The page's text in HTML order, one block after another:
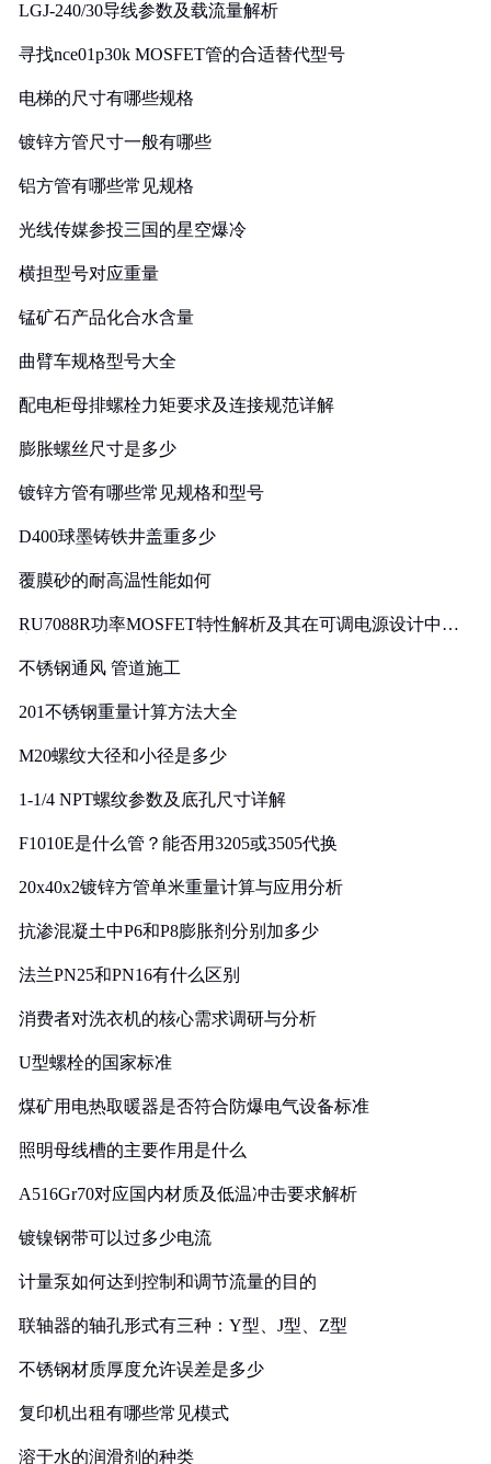
LGJ-240/30导线参数及载流量解析
寻找nce01p30k MOSFET管的合适替代型号
电梯的尺寸有哪些规格
镀锌方管尺寸一般有哪些
铝方管有哪些常见规格
光线传媒参投三国的星空爆冷
横担型号对应重量
锰矿石产品化合水含量
曲臂车规格型号大全
配电柜母排螺栓力矩要求及连接规范详解
膨胀螺丝尺寸是多少
镀锌方管有哪些常见规格和型号
D400球墨铸铁井盖重多少
覆膜砂的耐高温性能如何
RU7088R功率MOSFET特性解析及其在可调电源设计中的
不锈钢通风 管道施工
201不锈钢重量计算方法大全
M20螺纹大径和小径是多少
1-1/4 NPT螺纹参数及底孔尺寸详解
F1010E是什么管？能否用3205或3505代换
20x40x2镀锌方管单米重量计算与应用分析
抗渗混凝土中P6和P8膨胀剂分别加多少
法兰PN25和PN16有什么区别
消费者对洗衣机的核心需求调研与分析
U型螺栓的国家标准
煤矿用电热取暖器是否符合防爆电气设备标准
照明母线槽的主要作用是什么
A516Gr70对应国内材质及低温冲击要求解析
镀镍钢带可以过多少电流
计量泵如何达到控制和调节流量的目的
联轴器的轴孔形式有三种：Y型、J型、Z型
不锈钢材质厚度允许误差是多少
复印机出租有哪些常见模式
溶于水的润滑剂的种类